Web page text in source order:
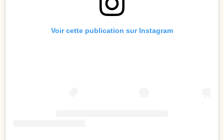
Voir cette publication sur Instagram